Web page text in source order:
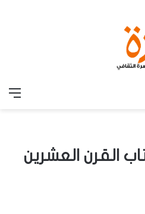
القرن العشرين